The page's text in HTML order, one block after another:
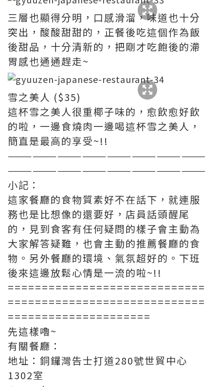
三層也顯得分明，口感滑溜，味道也十分
突出，酸酸甜甜的，正餐後吃這個作為飯
後甜品，十分清新的，把剛才吃飽後的滯
胃感也通通趕走~
雪之美人 ($35)
這杯雪之美人很重椰子味的，愈飲愈好飲
的啦，一邊食燒肉一邊喝這杯雪之美人，
簡直是最高的享受~!!
————————————————————————
————————————————————————
小記：
這家餐廳的食物質素好不在話下，就連服
務也是比想像的還要好，店員話頭醒尾
的，見到食客有任何疑問的樣子會主動為
大家解答疑難，也會主動的推薦餐廳的食
物。另外餐廳的環境、氣氛超好的。下班
後來這邊放鬆心情是一流的啦~!!
=============================
=============================
=====================
先這樣嚕~
有關餐廳：
地址：銅鑼灣告士打道280號世貿中心
1302室